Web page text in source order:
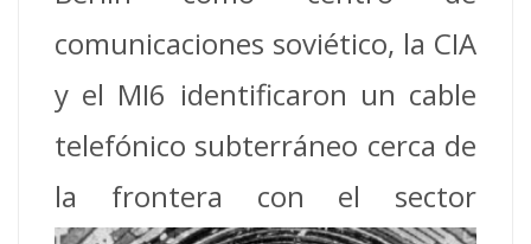
comunicaciones soviético, la CIA
y el MI6 identificaron un cable
telefónico subterráneo cerca de
la frontera con el sector